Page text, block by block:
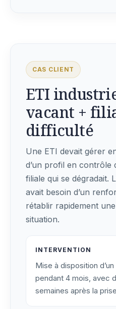
CAS CLIENT
ETI
vacant +
difficulté
Une ETI devait gérer
d’un profil en contrôle
filiale qui se dégradait.
avait besoin d’un
rétablir rapidement
situation.
INTERVENTION
Mise à disposition
pendant 4 mois, avec
semaines après la